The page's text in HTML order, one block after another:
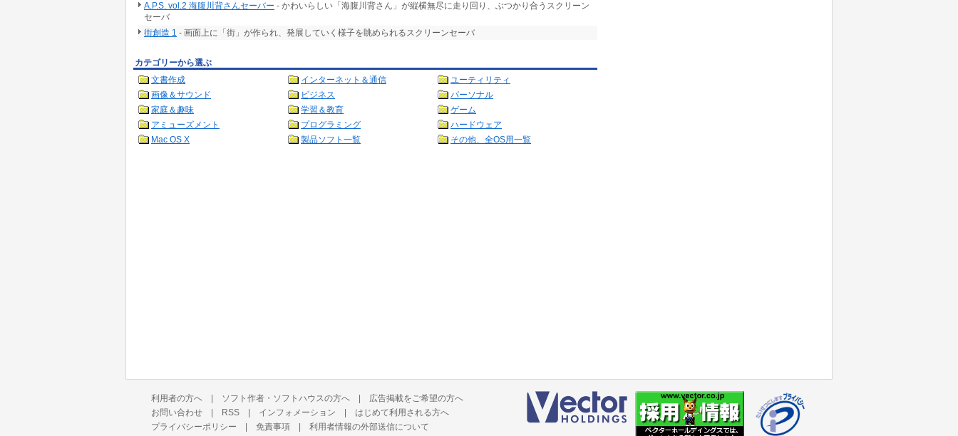
A.P.S. vol.2 海腹川背さんセーバー - かわいらしい「海腹川背さん」が縦横無尽に走り回り、ぶつかり合うスクリーン
セーバ
街創造 1 - 画面上に「街」が作られ、発展していく様子を眺められるスクリーンセーバ
カテゴリーから選ぶ
文書作成
インターネット＆通信
ユーティリティ
画像＆サウンド
ビジネス
パーソナル
家庭＆趣味
学習＆教育
ゲーム
アミューズメント
プログラミング
ハードウェア
Mac OS X
製品ソフト一覧 その他、全OS用一覧
利用者の方へ | ソフト作者・ソフトハウスの方へ | 広告掲載をご希望の方へ
お問い合わせ | RSS | インフォメーション | はじめて利用される方へ
プライバシーポリシー | 免責事項 | 利用者情報の外部送信について